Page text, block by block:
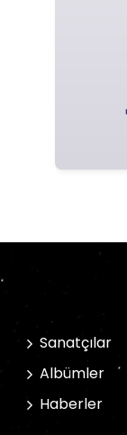
Sanatçılar
Albümler
Haberler